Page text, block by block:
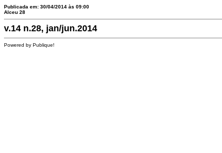
Publicada em: 30/04/2014 às 09:00
Alceu 28
v.14 n.28, jan/jun.2014
Powered by Publique!